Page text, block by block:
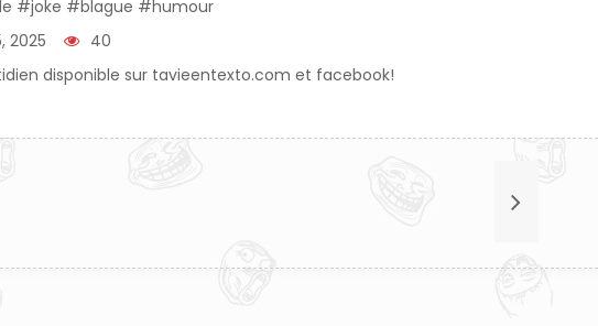
#joke #blague #humour
2025
40
disponible sur tavieentexto.com et facebook!